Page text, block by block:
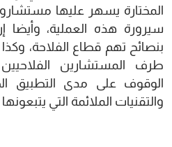
المختارة يسهر عليها
سيرورة هذه العملية، وأيضا
بنصائح تهم قطاع الفلاحة، وكذا
طرف المستشارين
الوقوف على مدى التطبيق
والتقنيات الملائمة التي